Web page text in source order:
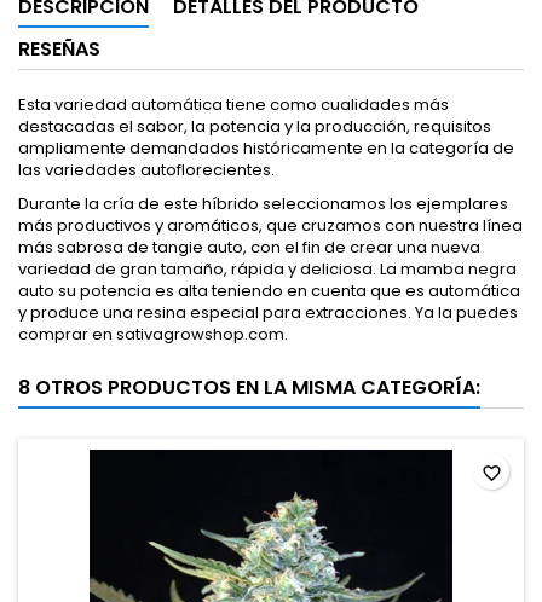
DESCRIPCIÓN
DETALLES DEL PRODUCTO
RESEÑAS
Esta variedad automática tiene como cualidades más
destacadas el sabor, la potencia y la producción, requisitos
ampliamente demandados históricamente en la categoría de
las variedades autoflorecientes.
Durante la cría de este híbrido seleccionamos los ejemplares
más productivos y aromáticos, que cruzamos con nuestra línea
más sabrosa de tangie auto, con el fin de crear una nueva
variedad de gran tamaño, rápida y deliciosa. La mamba negra
auto su potencia es alta teniendo en cuenta que es automática
y produce una resina especial para extracciones. Ya la puedes
comprar en sativagrowshop.com.
8 OTROS PRODUCTOS EN LA MISMA CATEGORÍA:
favorite_border